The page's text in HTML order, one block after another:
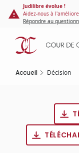
Panneau de gestion
contenu
principal
Judilibre évolue !
Aidez-nous à
Répondre au
Accueil Décision